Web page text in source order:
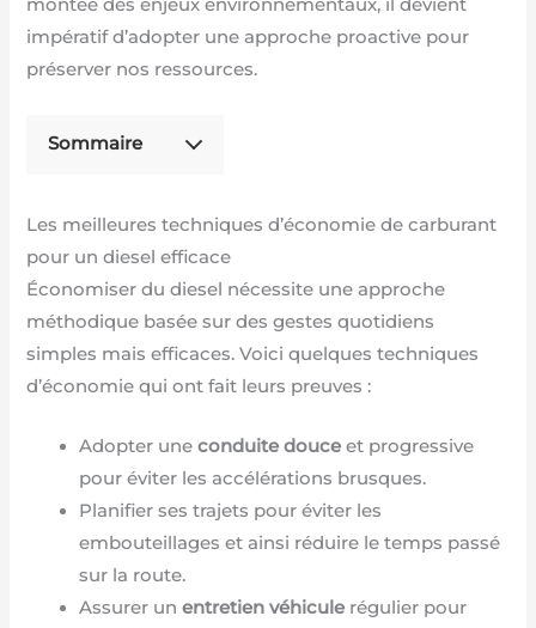
montée des enjeux environnementaux, il devient
impératif d’adopter une approche proactive pour
préserver nos ressources.
Sommaire
Les meilleures techniques d’économie de carburant
pour un diesel efficace
Économiser du diesel nécessite une approche
méthodique basée sur des gestes quotidiens
simples mais efficaces. Voici quelques techniques
d’économie qui ont fait leurs preuves :
Adopter uneconduite douce et progressive
pour éviter les accélérations brusques.
Planifier ses trajets pour éviter les
embouteillages et ainsi réduire le temps passé
sur la route.
Assurer unentretien véhicule régulier pour